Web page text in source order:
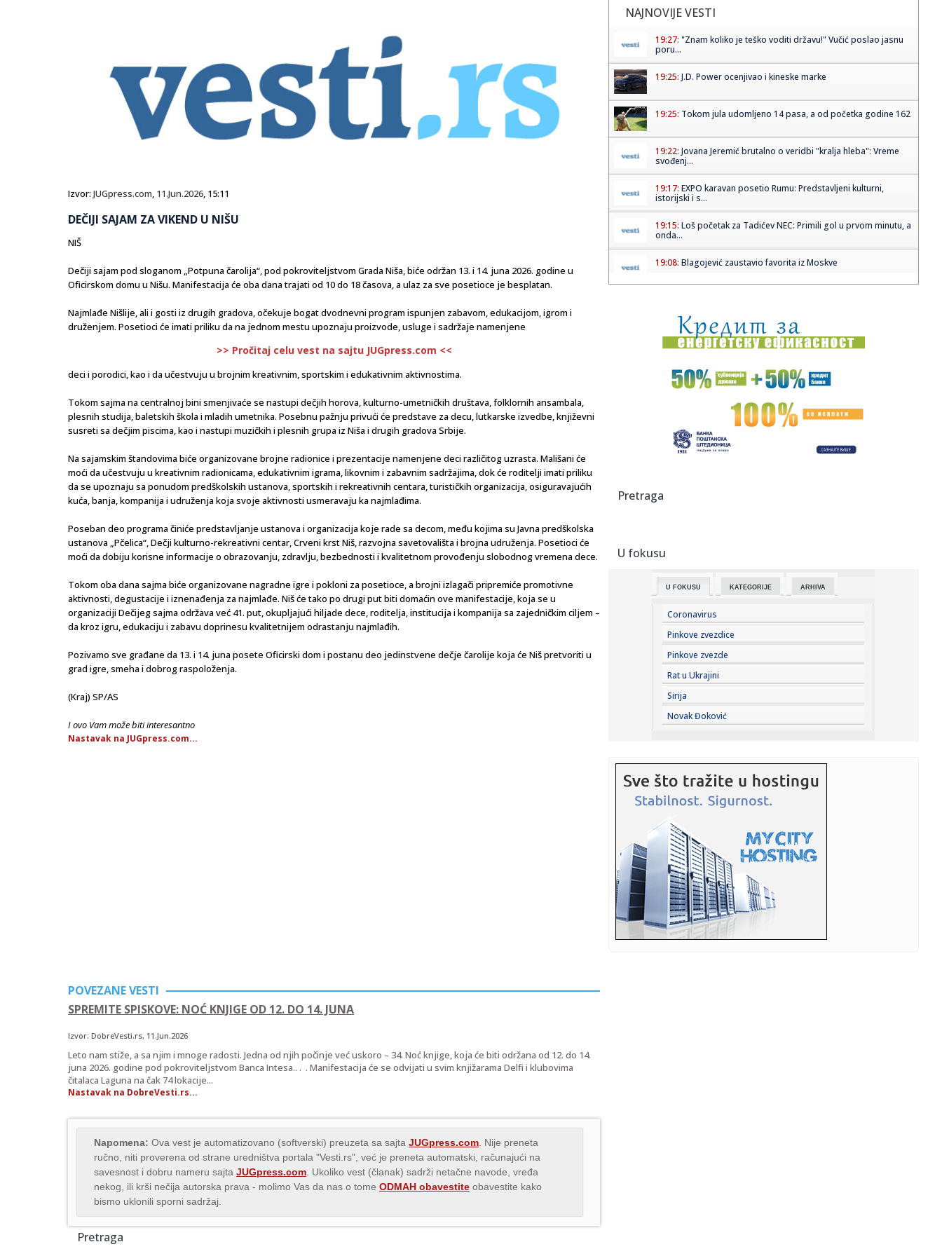
Izvor: JUGpress.com, 11.Jun.2026, 15:11
DEČIJI SAJAM ZA VIKEND U NIŠU
NIŠ
Dečiji sajam pod sloganom „Potpuna čarolija“, pod pokroviteljstvom Grada Niša, biće održan 13. i 14. juna 2026. godine u
Oficirskom domu u Nišu. Manifestacija će oba dana trajati od 10 do 18 časova, a ulaz za sve posetioce je besplatan.
Najmlađe Nišlije, ali i gosti iz drugih gradova, očekuje bogat dvodnevni program ispunjen zabavom, edukacijom, igrom i
druženjem. Posetioci će imati priliku da na jednom mestu upoznaju proizvode, usluge i sadržaje namenjene
>> Pročitaj celu vest na sajtu JUGpress.com <<
deci i porodici, kao i da učestvuju u brojnim kreativnim, sportskim i edukativnim aktivnostima.
Tokom sajma na centralnoj bini smenjivaće se nastupi dečjih horova, kulturno-umetničkih društava, folklornih ansambala,
plesnih studija, baletskih škola i mladih umetnika. Posebnu pažnju privući će predstave za decu, lutkarske izvedbe, književni
susreti sa dečjim piscima, kao i nastupi muzičkih i plesnih grupa iz Niša i drugih gradova Srbije.
Na sajamskim štandovima biće organizovane brojne radionice i prezentacije namenjene deci različitog uzrasta. Mališani će
moći da učestvuju u kreativnim radionicama, edukativnim igrama, likovnim i zabavnim sadržajima, dok će roditelji imati priliku
da se upoznaju sa ponudom predškolskih ustanova, sportskih i rekreativnih centara, turističkih organizacija, osiguravajućih
kuća, banja, kompanija i udruženja koja svoje aktivnosti usmeravaju ka najmlađima.
Poseban deo programa činiće predstavljanje ustanova i organizacija koje rade sa decom, među kojima su Javna predškolska
ustanova „Pčelica“, Dečji kulturno-rekreativni centar, Crveni krst Niš, razvojna savetovališta i brojna udruženja. Posetioci će
moći da dobiju korisne informacije o obrazovanju, zdravlju, bezbednosti i kvalitetnom provođenju slobodnog vremena dece.
Tokom oba dana sajma biće organizovane nagradne igre i pokloni za posetioce, a brojni izlagači pripremiće promotivne
aktivnosti, degustacije i iznenađenja za najmlađe. Niš će tako po drugi put biti domaćin ove manifestacije, koja se u
organizaciji Dečijeg sajma održava već 41. put, okupljajući hiljade dece, roditelja, institucija i kompanija sa zajedničkim ciljem –
da kroz igru, edukaciju i zabavu doprinesu kvalitetnijem odrastanju najmlađih.
Pozivamo sve građane da 13. i 14. juna posete Oficirski dom i postanu deo jedinstvene dečje čarolije koja će Niš pretvoriti u
grad igre, smeha i dobrog raspoloženja.
(Kraj) SP/AS
I ovo Vam može biti interesantno
Nastavak na JUGpress.com...
POVEZANE VESTI
SPREMITE SPISKOVE: NOĆ KNJIGE OD 12. DO 14. JUNA
Izvor: DobreVesti.rs, 11.Jun.2026
Leto nam stiže, a sa njim i mnoge radosti. Jedna od njih počinje već uskoro – 34. Noć knjige, koja će biti održana od 12. do 14.
juna 2026. godine pod pokroviteljstvom Banca Intesa.. . . Manifestacija će se odvijati u svim knjižarama Delfi i klubovima
čitalaca Laguna na čak 74 lokacije...
Nastavak na DobreVesti.rs...
Napomena: Ova vest je automatizovano (softverski) preuzeta sa sajta JUGpress.com . Nije preneta
ručno, niti proverena od strane uredništva portala "Vesti.rs", već je preneta automatski, računajući na
savesnost i dobru nameru sajta JUGpress.com . Ukoliko vest (članak) sadrži netačne navode, vređa
nekog, ili krši nečija autorska prava - molimo Vas da nas o tome ODMAH obavestite obavestite kako
bismo uklonili sporni sadržaj.
Pretraga
NAJNOVIJE VESTI
19:27: "Znam koliko je teško voditi državu!" Vučić poslao jasnu
poru...
19:25: J.D. Power ocenjivao i kineske marke
19:25: Tokom jula udomljeno 14 pasa, a od početka godine 162
19:22: Jovana Jeremić brutalno o veridbi "kralja hleba": Vreme
svođenj...
19:17: EXPO karavan posetio Rumu: Predstavljeni kulturni,
istorijski i s...
19:15: Loš početak za Tadićev NEC: Primili gol u prvom minutu, a
onda...
19:08: Blagojević zaustavio favorita iz Moskve
19:07:Vučić: Srbija na dobrom putu, prva po rastu BDP-a u
Evropi u pr...
19:07:STANKOVIĆ PROMEŠAO KARTE PRED HAPOEL: Enem dobio
veliku šansu,...
VIDEO Četvrti dan borbe protiv vatrene stihije u
19:05:"Srbija nikada više neće ćutati!" Milićević poslao snažnu p...
već na s...
19:02:
18:59:
Pogledajte kako izgleda raskošna vila Bogoljuba Karića na
18:58:Šok: Rumunija pobedila Srbiju košem u poslednjoj
sekundi! VIDEO
18:57:Vučić: "Izbori najkasnije za tri meseca"; "Važno je da se ne
i...
18:50:Drama na Dunavu kod Bele stene: Muškarac skočio iz
čamca da se...
18:48: Mladić se utopio u Krivaji
18:48:
pravilno k...
18:48:Ko su najbogatije estradne zvijezde u Srbiji: Godinama
zarađuju ...
18:48:Bečki robot srpskog naučnika donosi revoluciju: Metalne
dijelov...
18:48:Poljoprivrednicima potrebne milijarde evra pomoći
Pretraga
U fokusu
U FOKUSU KATEGORIJE ARHIVA
Coronavirus
Pinkove zvezdice
Pinkove zvezde
Rat u Ukrajini
Sirija
Novak Đoković